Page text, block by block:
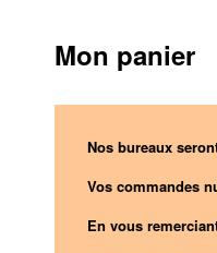
Mon panier
Nos bureaux
Vos commandes
En vous